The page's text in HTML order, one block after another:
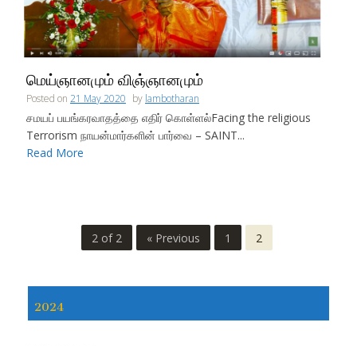
மெய்ஞானமும் விஞ்ஞானமும்
Posted on 21 May 2020 by lambotharan
சமயப் பயங்கரவாதத்தை எதிர் கொள்ளல்Facing the religious
Terrorism நாயன்மார்களின் பார்வை – SAINT...
Read More
2 of 2 « Previous 1 2
2024